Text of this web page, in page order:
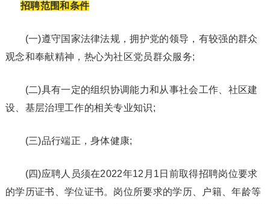
招聘范围和条件
(一)遵守国家法律法规，拥护党的领导，有较强的群众
观念和奉献精神，热心为社区党员群众服务;
(二)具有一定的组织协调能力和从事社会工作、社区建
设、基层治理工作的相关专业知识;
(三)品行端正，身体健康;
(四)应聘人员须在2022年12月1日前取得招聘岗位要求
的学历证书、学位证书。岗位所要求的学历、户籍、年龄等